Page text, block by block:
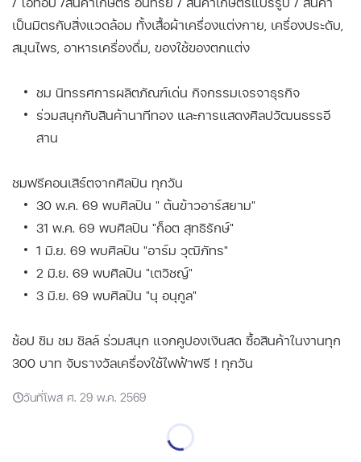
เป็นมิตรกับสิ่งแวดล้อม ทั้งเสื้อผ้าเครื่องแต่งกาย, เครื่องประดับ,
สมุนไพร, อาหารเครื่องดื่ม, ของใช้ของตกแต่ง
ชม นิทรรศการผลิตภัณฑ์เด่น กิจกรรมเจรจาธุรกิจ
ร่วมสนุกกับสินค้านาทีทอง และการแสดงศิลปวัฒนธรรอี
สาน
ชมฟรีคอนเสิร์ตจากศิลปิน ทุกวัน
30 พ.ค. 69 พบศิลปิน " ต้นข้าวอาร์สยาม"
31 พ.ค. 69 พบศิลปิน "ก็อต สุทธิรักษ์"
1 มิ.ย. 69 พบศิลปิน "อาร์ม วุฒิภัทร"
2 มิ.ย. 69 พบศิลปิน "เตวิชญ์"
3 มิ.ย. 69 พบศิลปิน "นุ อนุกูล"
ช้อป ชิม ชม ชิลล์ ร่วมสนุก แจกคูปองเงินสด ซื้อสินค้าในงานทุก
300 บาท จับรางวัลเครื่องใช้ไฟฟ้าฟรี ! ทุกวัน
วันที่โพส ศ. 29 พ.ค. 2569